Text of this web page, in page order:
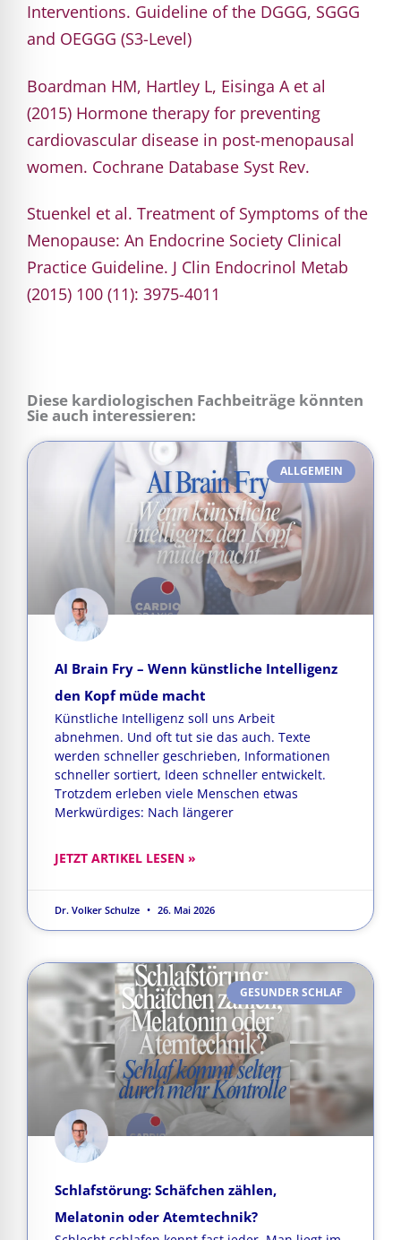
Interventions. Guideline of the DGGG, SGGG
and OEGGG (S3-Level)
Boardman HM, Hartley L, Eisinga A et al
(2015) Hormone therapy for preventing
cardiovascular disease in post-menopausal
women. Cochrane Database Syst Rev.
Stuenkel et al. Treatment of Symptoms of the
Menopause: An Endocrine Society Clinical
Practice Guideline. J Clin Endocrinol Metab
(2015) 100 (11): 3975-4011
Diese kardiologischen Fachbeiträge könnten
Sie auch interessieren:
ALLGEMEIN
AI Brain Fry – Wenn künstliche Intelligenz
den Kopf müde macht
Künstliche Intelligenz soll uns Arbeit
abnehmen. Und oft tut sie das auch. Texte
werden schneller geschrieben, Informationen
schneller sortiert, Ideen schneller entwickelt.
Trotzdem erleben viele Menschen etwas
Merkwürdiges: Nach längerer
JETZT ARTIKEL LESEN »
Dr. Volker Schulze 26. Mai 2026
GESUNDER SCHLAF
Schlafstörung: Schäfchen zählen,
Melatonin oder Atemtechnik?